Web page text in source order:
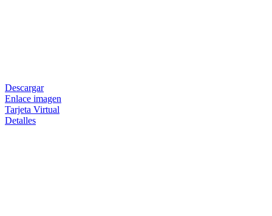
Descargar
Enlace imagen
Tarjeta Virtual
Detalles